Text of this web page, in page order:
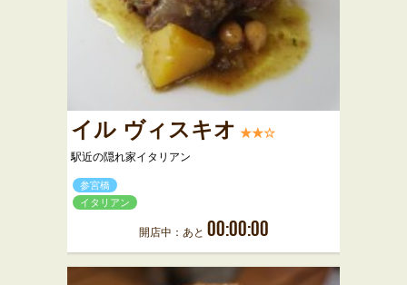
イル ヴィスキオ ★★☆
駅近の隠れ家イタリアン
参宮橋
イタリアン
開店中：あと 00:00:00